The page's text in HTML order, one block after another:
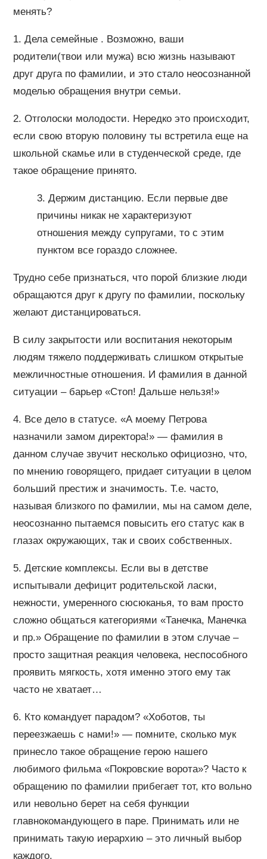
менять?
1. Дела семейные . Возможно, ваши
родители(твои или мужа) всю жизнь называют
друг друга по фамилии, и это стало неосознанной
моделью обращения внутри семьи.
2. Отголоски молодости. Нередко это происходит,
если свою вторую половину ты встретила еще на
школьной скамье или в студенческой среде, где
такое обращение принято.
3. Держим дистанцию. Если первые две
причины никак не характеризуют
отношения между супругами, то с этим
пунктом все гораздо сложнее.
Трудно себе признаться, что порой близкие люди
обращаются друг к другу по фамилии, поскольку
желают дистанцироваться.
В силу закрытости или воспитания некоторым
людям тяжело поддерживать слишком открытые
межличностные отношения. И фамилия в данной
ситуации – барьер «Стоп! Дальше нельзя!»
4. Все дело в статусе. «А моему Петрова
назначили замом директора!» — фамилия в
данном случае звучит несколько официозно, что,
по мнению говорящего, придает ситуации в целом
больший престиж и значимость. Т.е. часто,
называя близкого по фамилии, мы на самом деле,
неосознанно пытаемся повысить его статус как в
глазах окружающих, так и своих собственных.
5. Детские комплексы. Если вы в детстве
испытывали дефицит родительской ласки,
нежности, умеренного сюсюканья, то вам просто
сложно общаться категориями «Танечка, Манечка
и пр.» Обращение по фамилии в этом случае –
просто защитная реакция человека, неспособного
проявить мягкость, хотя именно этого ему так
часто не хватает…
6. Кто командует парадом? «Хоботов, ты
переезжаешь с нами!» — помните, сколько мук
принесло такое обращение герою нашего
любимого фильма «Покровские ворота»? Часто к
обращению по фамилии прибегает тот, кто вольно
или невольно берет на себя функции
главнокомандующего в паре. Принимать или не
принимать такую иерархию – это личный выбор
каждого.